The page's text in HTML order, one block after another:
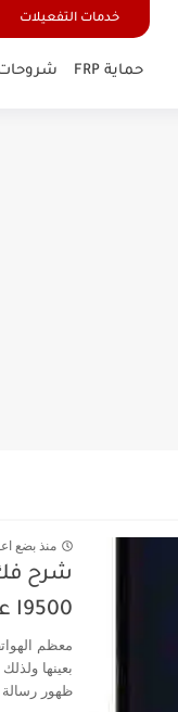
خدمات التفعيلات
حماية FRP شروحات
منذ بضع
I9500 على z3x
معظم
بعينها
ظهور